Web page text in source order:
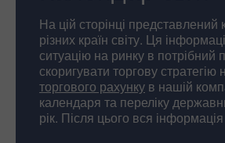
На цій сторінці
різних країн світу. Ця
ситуацію на ринку в потрібний
скоригувати торгову
торгового рахунку в нашій
календаря та переліку
рік. Після цього вся